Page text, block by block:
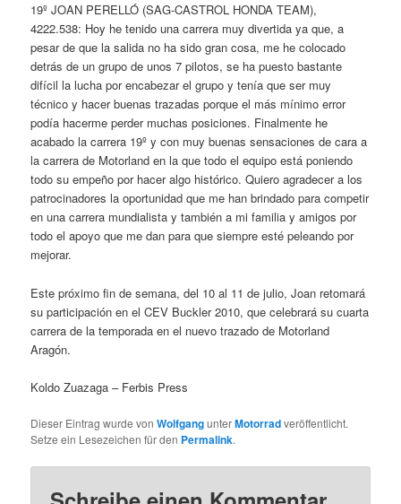
19º JOAN PERELLÓ (SAG-CASTROL HONDA TEAM),
4222.538: Hoy he tenido una carrera muy divertida ya que, a
pesar de que la salida no ha sido gran cosa, me he colocado
detrás de un grupo de unos 7 pilotos, se ha puesto bastante
difícil la lucha por encabezar el grupo y tenía que ser muy
técnico y hacer buenas trazadas porque el más mínimo error
podía hacerme perder muchas posiciones. Finalmente he
acabado la carrera 19º y con muy buenas sensaciones de cara a
la carrera de Motorland en la que todo el equipo está poniendo
todo su empeño por hacer algo histórico. Quiero agradecer a los
patrocinadores la oportunidad que me han brindado para competir
en una carrera mundialista y también a mi familia y amigos por
todo el apoyo que me dan para que siempre esté peleando por
mejorar.
Este próximo fin de semana, del 10 al 11 de julio, Joan retomará
su participación en el CEV Buckler 2010, que celebrará su cuarta
carrera de la temporada en el nuevo trazado de Motorland
Aragón.
Koldo Zuazaga – Ferbis Press
Dieser Eintrag wurde vonWolfgangunterMotorradveröffentlicht.
Setze ein Lesezeichen für den Permalink.